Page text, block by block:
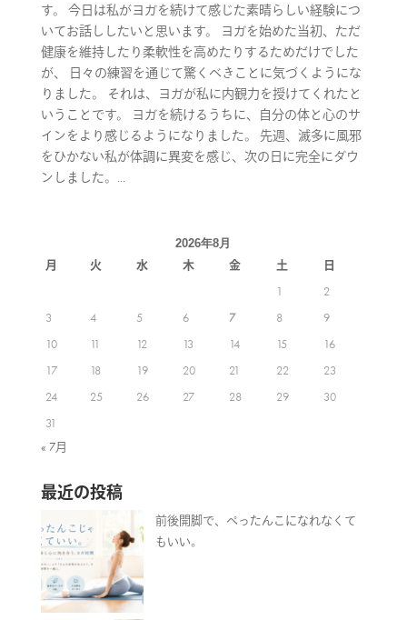
す。 今日は私がヨガを続けて感じた素晴らしい経験につ
いてお話ししたいと思います。 ヨガを始めた当初、ただ
健康を維持したり柔軟性を高めたりするためだけでした
が、 日々の練習を通じて驚くべきことに気づくようにな
りました。 それは、ヨガが私に内観力を授けてくれたと
いうことです。 ヨガを続けるうちに、自分の体と心のサ
インをより感じるようになりました。 先週、滅多に風邪
をひかない私が体調に異変を感じ、次の日に完全にダウ
ンしました。...
2026年8月
月 火 水 木 金 土
日
1
2
3
4 5 6 7 8
9
10
11 12 13 14 15
16
17
18 19 20 21 22
23
24
25 26 27 28 29
30
31
« 7月
最近の投稿
前後開脚で、ぺったんこになれなくて
もいい。